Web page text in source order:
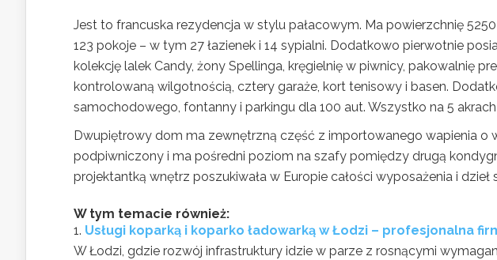
Jest to francuska rezydencja w stylu pałacowym. Ma powierzchnię
123 pokoje – w tym 27 łazienek i 14 sypialni. Dodatkowo pierwotnie
kolekcję lalek Candy, żony Spellinga, kręgielnię w piwnicy, pakowalnię
kontrolowaną wilgotnością, cztery garaże, kort tenisowy i basen.
samochodowego, fontanny i parkingu dla 100 aut. Wszystko na 5
Dwupiętrowy dom ma zewnętrzną część z importowanego wapienia o
podpiwniczony i ma pośredni poziom na szafy pomiędzy drugą
projektantką wnętrz poszukiwała w Europie całości wyposażenia i
W tym temacie również:
Usługi koparką i koparko ładowarką w Łodzi – profesjonalna
W Łodzi, gdzie rozwój infrastruktury idzie w parze z rosnącymi